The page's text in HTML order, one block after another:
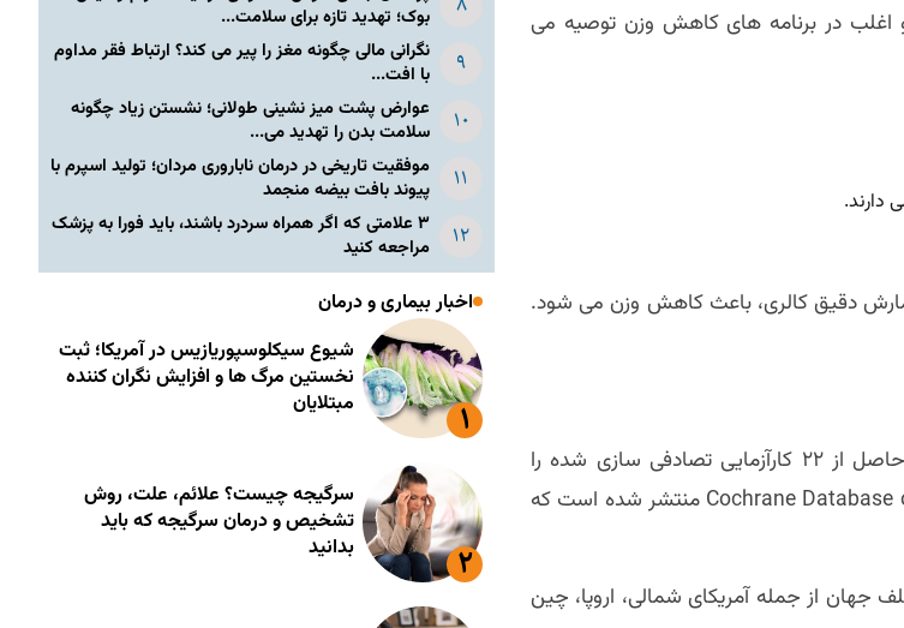
اغلب در برنامه های کاهش وزن توصیه می
دارند.
دقیق کالری، باعث کاهش وزن می شود.
برای بررسی دقیق اثر روزه داری متناوب بر کاهش وزن، پژوهشگران داده های حاصل از ۲۲ کارآزمایی تصادفی سازی شده را
تحلیل کرده اند. نتایج این بررسی جامع در نشریه علمی Cochrane Database of Systematic Reviews منتشر شده است که
هزار بزرگسال ۱۸ تا ۸۰ ساله از مناطق مختلف جهان از جمله آمریکای شمالی، اروپا، چین
بوک؛ تهدید تازه برای سلامت...
نگرانی مالی چگونه مغز را پیر می کند؟ ارتباط فقر مداوم
با افت...
عوارض پشت میز نشینی طولانی؛ نشستن زیاد چگونه
سلامت بدن را تهدید می...
موفقیت تاریخی در درمان ناباروری مردان؛ تولید اسپرم با
پیوند بافت بیضه منجمد
۳ علامتی که اگر همراه سردرد باشند، باید فورا به پزشک
مراجعه کنید
اخبار بیماری و درمان
شیوع سیکلوسپوریازیس در آمریکا؛ ثبت
نخستین مرگ ها و افزایش نگران کننده
مبتلایان
سرگیجه چیست؟ علائم، علت، روش
تشخیص و درمان سرگیجه که باید
بدانید